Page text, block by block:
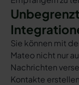
Sie können mit
Mateo nicht nur
Nachrichten
Kontakte